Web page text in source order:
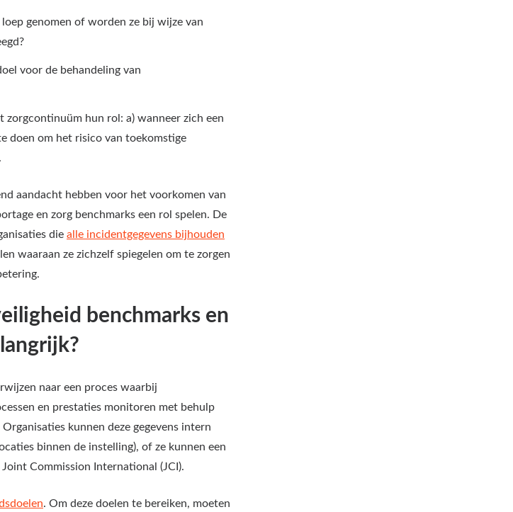
genomen of worden ze bij wijze van
voor de behandeling van
zorgcontinuüm hun rol: a) wanneer zich een
doen om het risico van toekomstige
aandacht hebben voor het voorkomen van
en zorg benchmarks een rol spelen. De
die alle incidentgegevens bijhouden
waaraan ze zichzelf spiegelen om te zorgen
benchmarks en
naar een proces waarbij
en prestaties monitoren met behulp
kunnen deze gegevens intern
binnen de instelling), of ze kunnen een
Commission International (JCI).
. Om deze doelen te bereiken, moeten